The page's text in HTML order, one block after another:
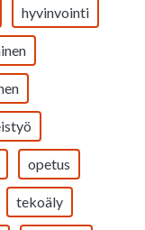
hyvinvointi
opetus
tekoäly